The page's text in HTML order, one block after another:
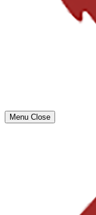
Menu Close